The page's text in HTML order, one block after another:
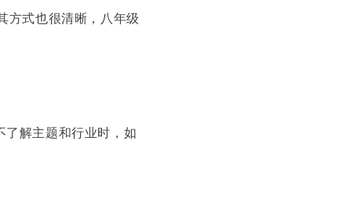
方式也很清晰，八年级
了解主题和行业时，如